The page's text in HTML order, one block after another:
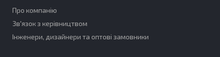
Про компанію
Зв'язок з керівництвом
Інженери, дизайнери та оптові замовники